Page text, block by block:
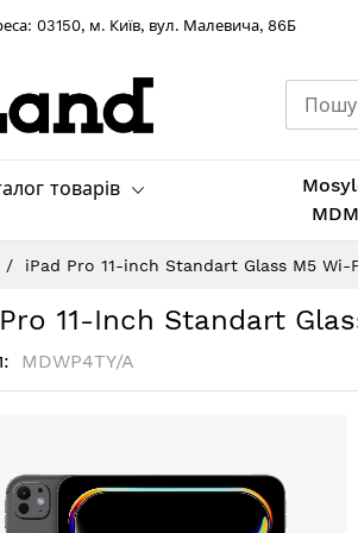
03150, м. Київ, вул. Малевича, 86Б
товарів
MDM
iPad Pro 11-inch Standart Glass M5 Wi-
11-Inch Standart
MDWP4TY/A